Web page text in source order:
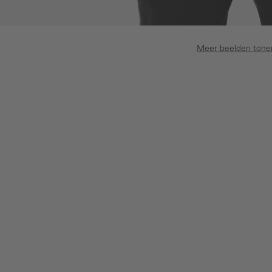
Meer beelden